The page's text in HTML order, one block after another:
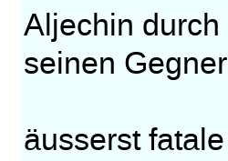
Aljechin
seinen
äusserst